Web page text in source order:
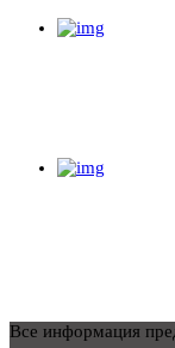
Все информация